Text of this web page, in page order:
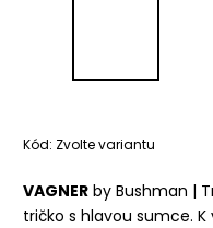
Kód: Zvolte variantu
VAGNER by Bushman |
tričko s hlavou sumce.